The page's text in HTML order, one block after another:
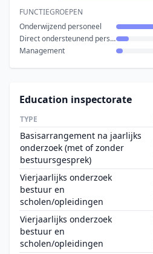
FUNCTIEGROEPEN
Onderwijzend personeel
Direct ondersteunend personeel
Management
Education inspectorate
TYPE
Basisarrangement na jaarlijks
onderzoek (met of zonder
bestuursgesprek)
Vierjaarlijks onderzoek
bestuur en
scholen/opleidingen
Vierjaarlijks onderzoek
bestuur en
scholen/opleidingen